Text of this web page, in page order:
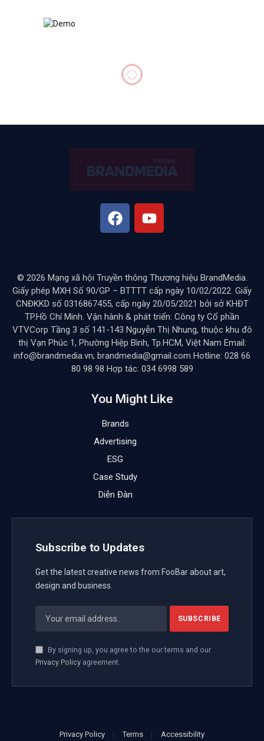
© 2026 Mạng xã hội Truyền thông Thương hiệu BrandMedia.
Giấy phép MXH Số 90/GP – BTTTT cấp ngày 10/02/2022. Giấy
CNĐKKD số 0316867455, cấp ngày 20/05/2021 bởi sở KHĐT
TP.Hồ Chí Minh. Vận hành & phát triển: Công ty Cổ phần
VTVCorp Tầng 3 số 141-143 Nguyễn Thị Nhung, thuộc khu đô
thị Vạn Phúc 1, Phường Hiệp Bình, Tp.HCM, Việt Nam Email:
info@brandmedia.vn; brandmedia@gmail.com Hotline: 028 66
80 98 98 Hợp tác: 034 6998 589
You Might Like
Brands
Advertising
ESG
Case Study
Diễn Đàn
Subscribe to Updates
Get the latest creative news from FooBar about art,
design and business.
By signing up, you agree to the our terms and our
Privacy Policyagreement.
Privacy Policy Terms Accessibility